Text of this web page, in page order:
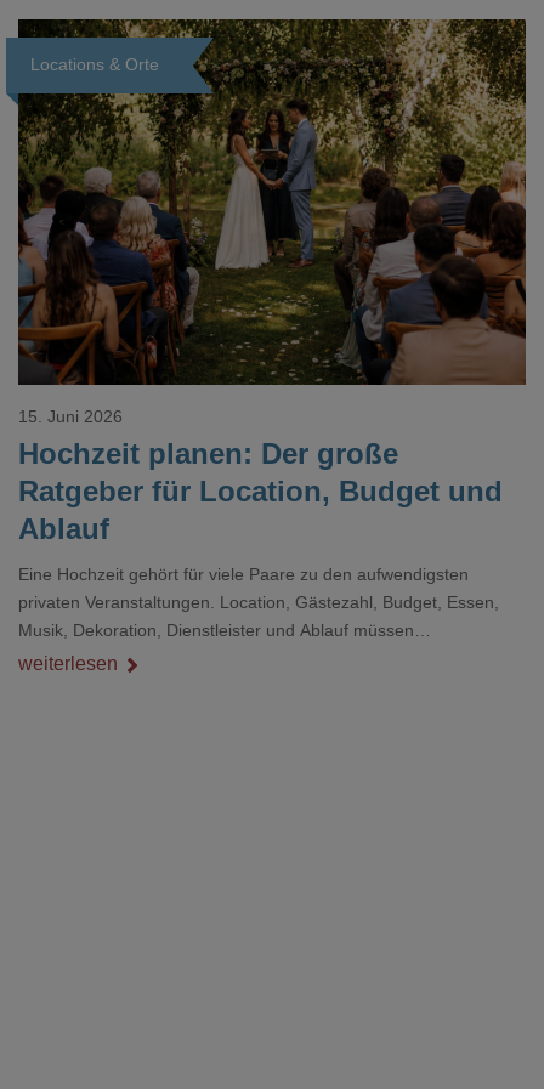
Dokument gesucht hat, kennt das mulmige Gefühl.
Locations & Orte
Loading...
Hochzeit planen: Der große
Ratgeber für Location, Budget und
Ablauf
15. Juni 2026
Eine Hochzeit gehört für viele Paare zu den aufwendigsten
privaten Veranstaltungen. Location, Gästezahl, Budget, Essen,
Musik, Dekoration, Dienstleister und Ablauf müssen
zusammenpassen, damit der Tag gut organisiert ist und trotzdem
weiterlesen